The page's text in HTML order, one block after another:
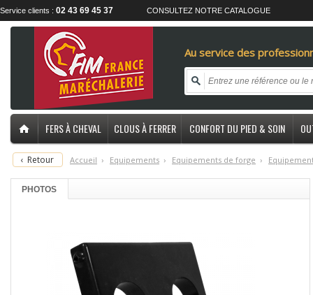
Service clients : 02 43 69 45 37 CONSULTEZ NOTRE CATALOGUE
Au service des
FERS À CHEVAL CLOUS À FERRER CONFORT DU PIED & SOIN
‹ Retour Accueil › Equipements › Equipements de forge › E
PHOTOS